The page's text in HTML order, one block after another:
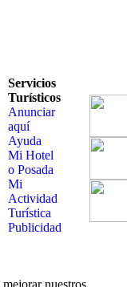
Servicios
Turísticos
Anunciar
aquí
Ayuda
Mi Hotel
o Posada
Mi
Actividad
Turística
Publicidad
nuestros